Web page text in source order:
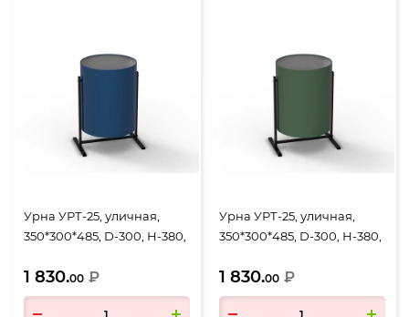
Урна УРТ-25, уличная,
350*300*485, D-300, Н-380,
1 830.00 ₽
Урна УРТ-25, уличная,
350*300*485, D-300, Н-380,
1 830.00 ₽